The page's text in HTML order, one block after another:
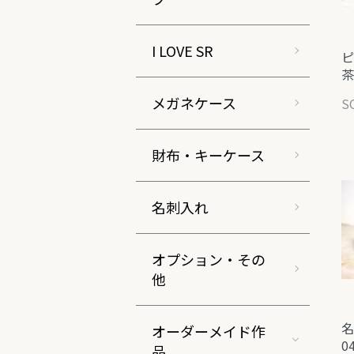
I LOVE SR
メガネケース
財布・キーケース
名刺入れ
オプション・その
他
オーダーメイド作